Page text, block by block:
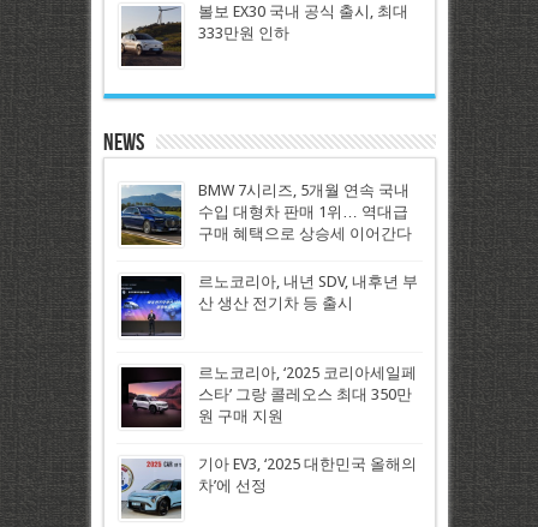
볼보 EX30 국내 공식 출시, 최대
333만원 인하
News
BMW 7시리즈, 5개월 연속 국내
수입 대형차 판매 1위… 역대급
구매 혜택으로 상승세 이어간다
르노코리아, 내년 SDV, 내후년 부
산 생산 전기차 등 출시
르노코리아, ‘2025 코리아세일페
스타’ 그랑 콜레오스 최대 350만
원 구매 지원
기아 EV3, ‘2025 대한민국 올해의
차’에 선정